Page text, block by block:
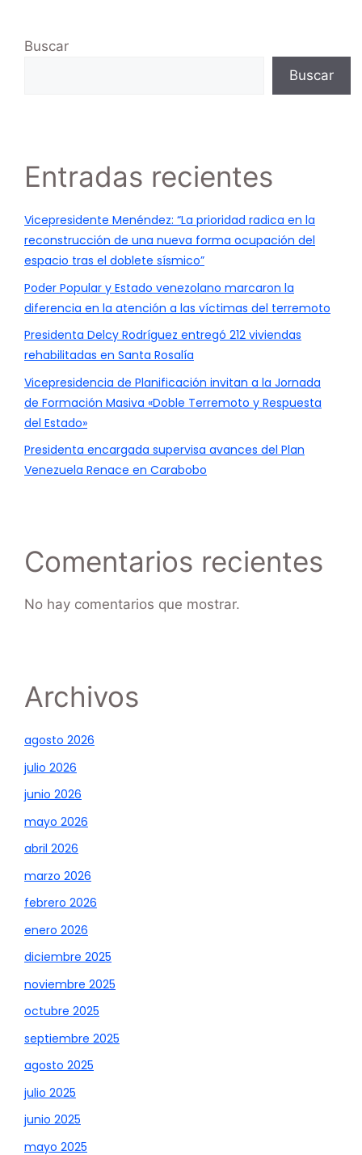
Buscar
Buscar
Entradas recientes
Vicepresidente Menéndez: “La prioridad radica en la
reconstrucción de una nueva forma ocupación del
espacio tras el doblete sísmico”
Poder Popular y Estado venezolano marcaron la
diferencia en la atención a las víctimas del terremoto
Presidenta Delcy Rodríguez entregó 212 viviendas
rehabilitadas en Santa Rosalía
Vicepresidencia de Planificación invitan a la Jornada
de Formación Masiva «Doble Terremoto y Respuesta
del Estado»
Presidenta encargada supervisa avances del Plan
Venezuela Renace en Carabobo
Comentarios recientes
No hay comentarios que mostrar.
Archivos
agosto 2026
julio 2026
junio 2026
mayo 2026
abril 2026
marzo 2026
febrero 2026
enero 2026
diciembre 2025
noviembre 2025
octubre 2025
septiembre 2025
agosto 2025
julio 2025
junio 2025
mayo 2025